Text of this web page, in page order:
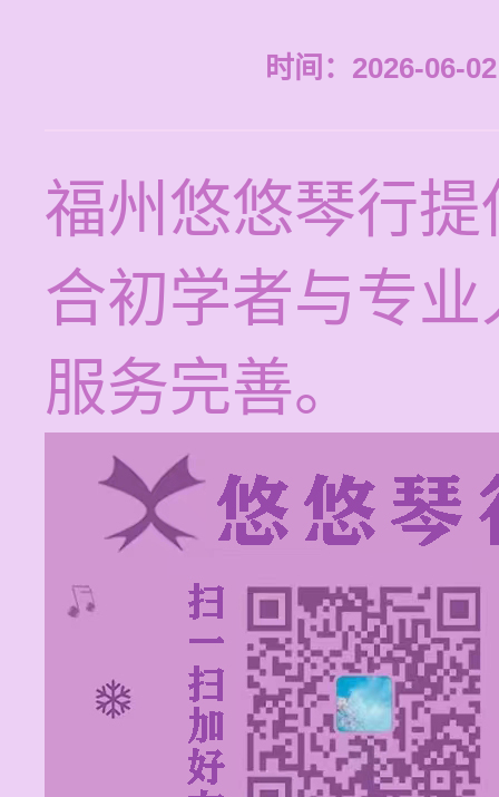
时间：2026-06-
福州悠悠琴行
合初学者与专
服务完善。